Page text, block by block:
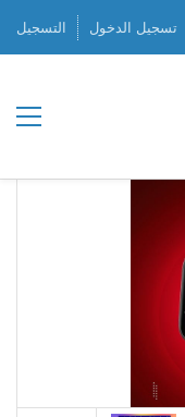
تسجيل الدخول التسجيل